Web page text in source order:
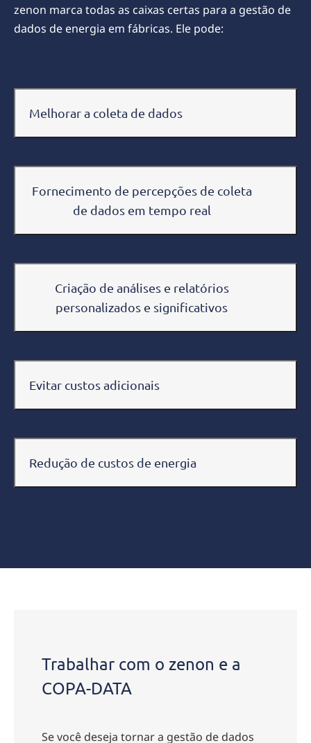
zenon marca todas as caixas certas para a gestão de
dados de energia em fábricas. Ele pode:
Melhorar a coleta de dados
Fornecimento de percepções de coleta
de dados em tempo real
Criação de análises e relatórios
personalizados e significativos
Evitar custos adicionais
Redução de custos de energia
Trabalhar com o zenon e a
COPA-DATA
Se você deseja tornar a gestão de dados